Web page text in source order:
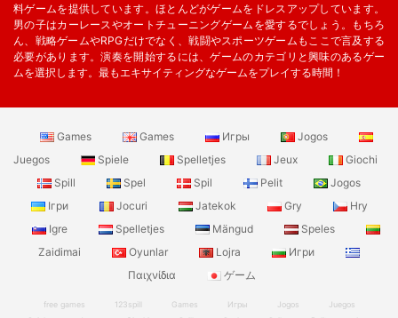
料ゲームを提供しています。ほとんどがゲームをドレスアップしています。
男の子はカーレースやオートチューニングゲームを愛するでしょう。もちろ
ん、戦略ゲームやRPGだけでなく、戦闘やスポーツゲームもここで言及する
必要があります。演奏を開始するには、ゲームのカテゴリと興味のあるゲー
ムを選択します。最もエキサイティングなゲームをプレイする時間！
Games Games Игры
Jogos
Juegos
Spiele Spelletjes Jeux
Giochi
Spill
Spel Spil Pelit
Jogos
Ігри
Jocuri Jatekok Gry
Hry
Igre
Spelletjes Mängud
Speles
Zaidimai
Oyunlar Lojra
Игри
Παιχνίδια
ゲーム
free games 123spill Games Игры Jogos
Juegos